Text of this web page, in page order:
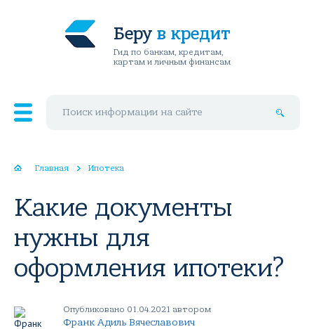
Беру в кредит
Гид по банкам, кредитам,
картам и личным финансам
Главная Ипотека
Какие документы
нужны для
оформления ипотеки?
Опубликовано 01.04.2021 автором
Франк Адиль Вячеславович